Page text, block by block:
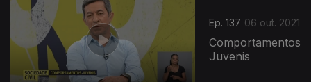
Ep. 137 06 out. 2021
Comportamentos
Juvenis